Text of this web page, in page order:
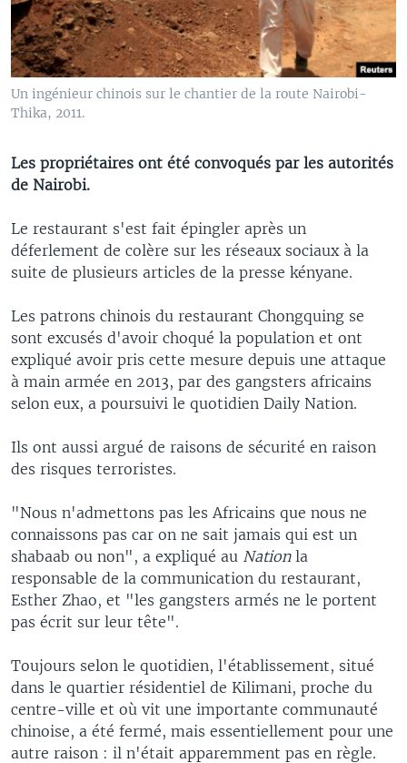
Un ingénieur chinois sur le chantier de la route Nairobi-
Thika, 2011.
Les propriétaires ont été convoqués par les autorités
de Nairobi.
Le restaurant s'est fait épingler après un
déferlement de colère sur les réseaux sociaux à la
suite de plusieurs articles de la presse kényane.
Les patrons chinois du restaurant Chongquing se
sont excusés d'avoir choqué la population et ont
expliqué avoir pris cette mesure depuis une attaque
à main armée en 2013, par des gangsters africains
selon eux, a poursuivi le quotidien Daily Nation.
Ils ont aussi argué de raisons de sécurité en raison
des risques terroristes.
"Nous n'admettons pas les Africains que nous ne
connaissons pas car on ne sait jamais qui est un
shabaab ou non", a expliqué au Nationla
responsable de la communication du restaurant,
Esther Zhao, et "les gangsters armés ne le portent
pas écrit sur leur tête".
Toujours selon le quotidien, l'établissement, situé
dans le quartier résidentiel de Kilimani, proche du
centre-ville et où vit une importante communauté
chinoise, a été fermé, mais essentiellement pour une
autre raison : il n'était apparemment pas en règle.